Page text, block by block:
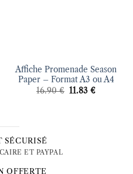
Affiche Promenade Season
Paper – Format A3 ou A4
16.90€ Le
11.83€Le
SÉCURISÉ
ET PAYPAL
OFFERTE